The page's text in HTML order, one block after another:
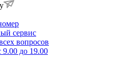
сервис
вопросов
до 19.00